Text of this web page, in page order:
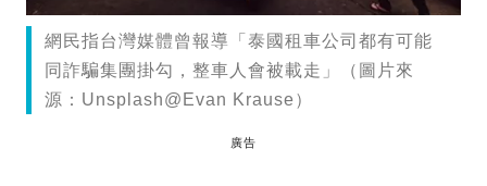
網民指台灣媒體曾報導「泰國租車公司都有可能
同詐騙集團掛勾，整車人會被載走」（圖片來
源：Unsplash@Evan Krause）
廣告